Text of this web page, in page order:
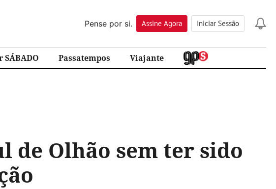
Pense por si.
Assine Agora Iniciar Sessão
SÁBADO Passatempos Viajante
de Olhão sem ter sido